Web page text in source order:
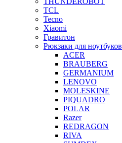
TCL
Tecno
Xiaomi
Гравитон
Рюкзаки для ноутбуков
ACER
BRAUBERG
GERMANIUM
LENOVO
MOLESKINE
PIQUADRO
POLAR
Razer
REDRAGON
RIVA